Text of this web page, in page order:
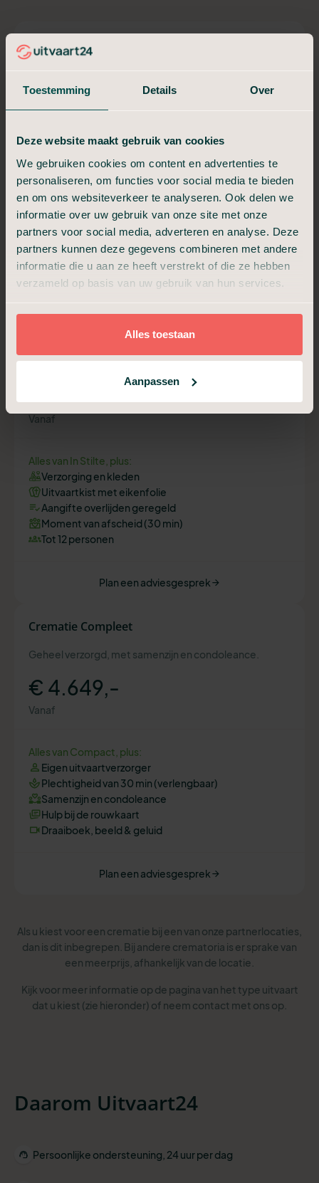
Toestemming Details Over
Deze website maakt gebruik van cookies
We gebruiken cookies om content en advertenties te
personaliseren, om functies voor social media te bieden
en om ons websiteverkeer te analyseren. Ook delen we
informatie over uw gebruik van onze site met onze
partners voor social media, adverteren en analyse. Deze
partners kunnen deze gegevens combineren met andere
informatie die u aan ze heeft verstrekt of die ze hebben
verzameld op basis van uw gebruik van hun services.
Alles toestaan
Aanpassen
Crematie in Stilte
€ 1.299,-
24/7 bereikbaar
Aannemen en regelen
Overbrengen en bewaring
Technische verzorging
Uitvaartkist met kleine beschadiging
Crematie en as ophalen
Plan een adviesgesprek
Crematie Compact
Voor een intiem afscheid, informeel en dichtbij.
€ 3.149,-
Vanaf
Alles van In Stilte, plus:
Verzorging en kleden
Uitvaartkist met eikenfolie
Aangifte overlijden geregeld
Moment van afscheid (30 min)
Tot 12 personen
Plan een adviesgesprek
Crematie Compleet
Geheel verzorgd, met samenzijn en condoleance.
€ 4.649,-
Vanaf
Alles van Compact, plus:
Eigen uitvaartverzorger
Plechtigheid van 30 min (verlengbaar)
Samenzijn en condoleance
Hulp bij de rouwkaart
Draaiboek, beeld & geluid
Plan een adviesgesprek
Als u kiest voor een crematie bij een van onze partnerlocaties,
dan is dit inbegrepen. Bij andere crematoria is er sprake van
een meerprijs, afhankelijk van de locatie.
Kijk voor meer informatie op de pagina van het type uitvaart
dat u kiest (zie hieronder) of neem contact met ons op.
Daarom Uitvaart24
Persoonlijke ondersteuning, 24 uur per dag